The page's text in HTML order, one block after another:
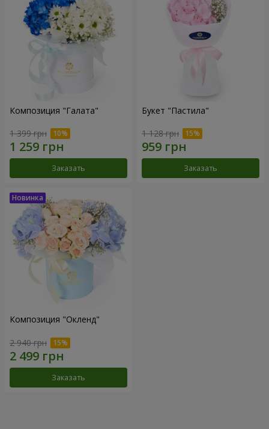
Композиция "Галата"
1 399 грн
Заказать
Букет "Пастила"
1 128 грн
Заказать
Композиция "Окленд"
2 940 грн
Заказать